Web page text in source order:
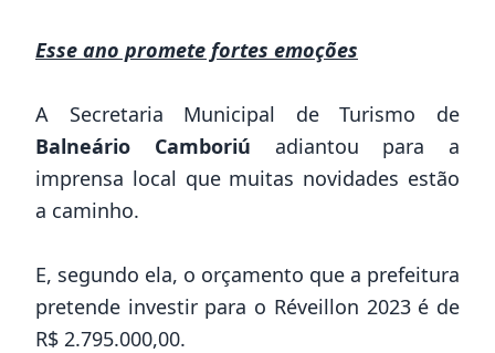
Esse ano promete fortes emoções
A Secretaria Municipal de Turismo de
Balneário Camboriú adiantou para a
imprensa local que muitas novidades estão
a caminho.
E, segundo ela, o orçamento que a prefeitura
pretende investir para o Réveillon 2023 é de
R$ 2.795.000,00.